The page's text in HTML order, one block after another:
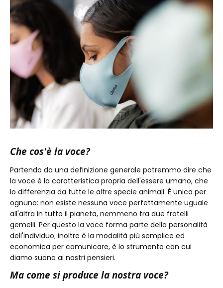
Che cos'è la voce?
Partendo da una definizione generale potremmo dire che
la voce è la caratteristica propria dell'essere umano, che
lo differenzia da tutte le altre specie animali. È unica per
ognuno: non esiste nessuna voce perfettamente uguale
all'altra in tutto il pianeta, nemmeno tra due fratelli
gemelli. Per questo la voce forma parte della personalità
dell'individuo; inoltre è la modalità più semplice ed
economica per comunicare, è lo strumento con cui
diamo suono ai nostri pensieri.
Ma come si produce la nostra voce?